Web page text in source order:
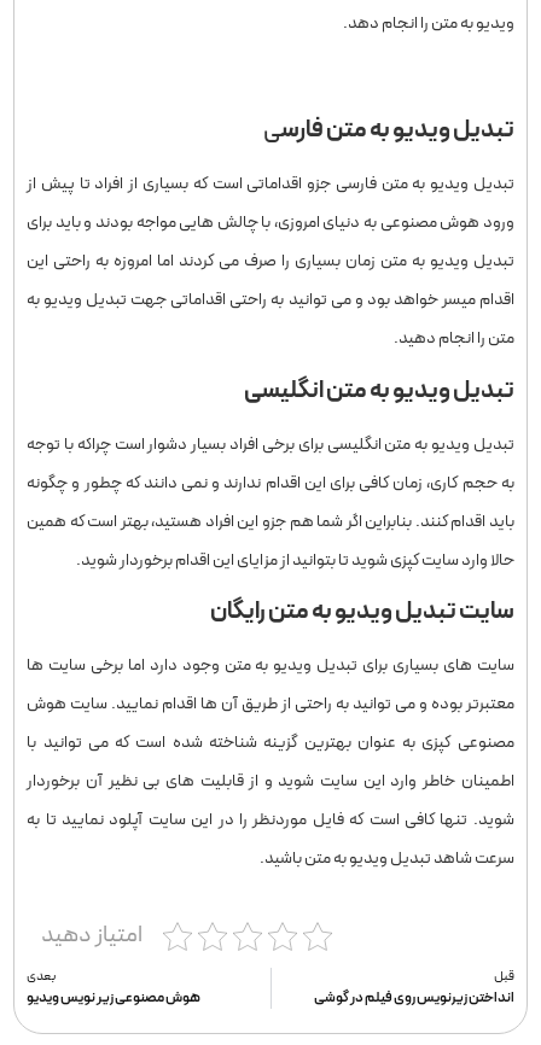
ویدیو به متن را انجام دهد.
تبدیل ویدیو به متن فارسی
تبدیل ویدیو به متن فارسی جزو اقداماتی است که بسیاری از افراد تا پیش از
ورود هوش مصنوعی به دنیای امروزی، با چالش هایی مواجه بودند و باید برای
تبدیل ویدیو به متن زمان بسیاری را صرف می کردند اما امروزه به راحتی این
اقدام میسر خواهد بود و می توانید به راحتی اقداماتی جهت تبدیل ویدیو به
متن را انجام دهید.
تبدیل ویدیو به متن انگلیسی
تبدیل ویدیو به متن انگلیسی برای برخی افراد بسیار دشوار است چراکه با توجه
به حجم کاری، زمان کافی برای این اقدام ندارند و نمی دانند که چطور و چگونه
باید اقدام کنند. بنابراین اگر شما هم جزو این افراد هستید، بهتر است که همین
حالا وارد سایت کپزی شوید تا بتوانید از مزایای این اقدام برخوردار شوید.
سایت تبدیل ویدیو به متن رایگان
سایت های بسیاری برای تبدیل ویدیو به متن وجود دارد اما برخی سایت ها
معتبرتر بوده و می توانید به راحتی از طریق آن ها اقدام نمایید. سایت هوش
مصنوعی کپزی به عنوان بهترین گزینه شناخته شده است که می توانید با
اطمینان خاطر وارد این سایت شوید و از قابلیت های بی نظیر آن برخوردار
شوید. تنها کافی است که فایل موردنظر را در این سایت آپلود نمایید تا به
سرعت شاهد تبدیل ویدیو به متن باشید.
امتیاز دهید
قبل
انداختن زیرنویس روی فیلم در گوشی
بعدی
هوش مصنوعی زیر نویس ویدیو